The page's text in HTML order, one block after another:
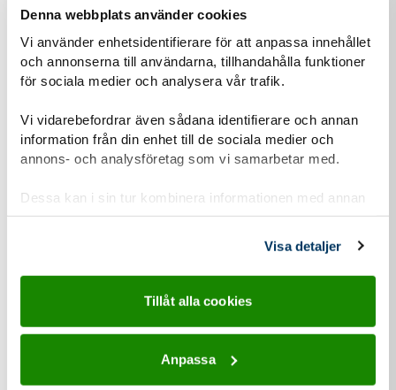
Denna webbplats använder cookies
Vi använder enhetsidentifierare för att anpassa innehållet
och annonserna till användarna, tillhandahålla funktioner
för sociala medier och analysera vår trafik.
Vi vidarebefordrar även sådana identifierare och annan
information från din enhet till de sociala medier och
annons- och analysföretag som vi samarbetar med.
Dessa kan i sin tur kombinera informationen med annan
information som du har tillhandahållit eller som de har
Visa detaljer
Tillåt alla cookies
Anpassa
det där har jag klarat! Jag insåg det inte då men jag tror att
med något helt nytt och oprövat. Det kan ju lika gärna gå
bra!
Liknandenyheter